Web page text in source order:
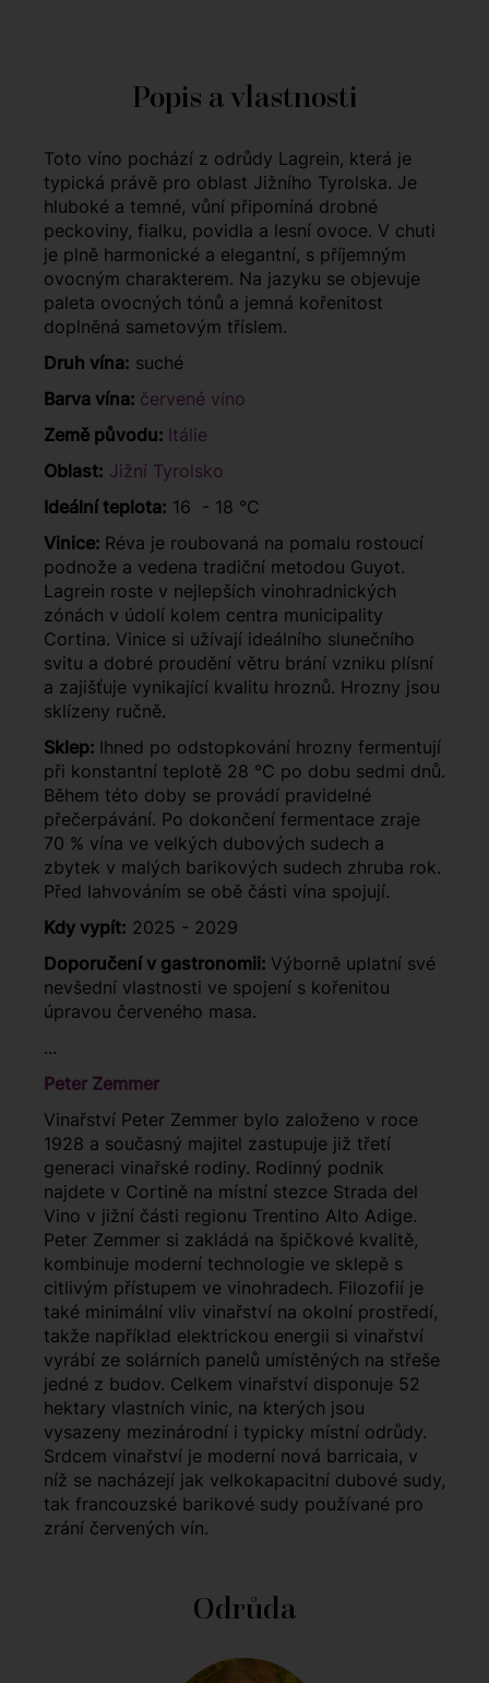
Popis a vlastnosti
Toto víno pochází z odrůdy Lagrein, která je
typická právě pro oblast Jižního Tyrolska. Je
hluboké a temné, vůní připomíná drobné
peckoviny, fialku, povidla a lesní ovoce. V chuti
je plně harmonické a elegantní, s příjemným
ovocným charakterem. Na jazyku se objevuje
paleta ovocných tónů a jemná kořenitost
doplněná sametovým tříslem.
Druh vína: suché
Barva vína: červené víno
Země původu: Itálie
Oblast: Jižní Tyrolsko
Ideální teplota: 16 - 18 °C
Vinice: Réva je roubovaná na pomalu rostoucí
podnože a vedena tradiční metodou Guyot.
Lagrein roste v nejlepších vinohradnických
zónách v údolí kolem centra municipality
Cortina. Vinice si užívají ideálního slunečního
svitu a dobré proudění větru brání vzniku plísní
a zajišťuje vynikající kvalitu hroznů. Hrozny jsou
sklízeny ručně.
Sklep: Ihned po odstopkování hrozny fermentují
při konstantní teplotě 28 °C po dobu sedmi dnů.
Během této doby se provádí pravidelné
přečerpávání. Po dokončení fermentace zraje
70 % vína ve velkých dubových sudech a
zbytek v malých barikových sudech zhruba rok.
Před lahvováním se obě části vína spojují.
Kdy vypít: 2025 - 2029
Doporučení v gastronomii: Výborně uplatní své
nevšední vlastnosti ve spojení s kořenitou
úpravou červeného masa.
...
Peter Zemmer
Vinařství Peter Zemmer bylo založeno v roce
1928 a současný majitel zastupuje již třetí
generaci vinařské rodiny. Rodinný podnik
najdete v Cortině na místní stezce Strada del
Vino v jižní části regionu Trentino Alto Adige.
Peter Zemmer si zakládá na špičkové kvalitě,
kombinuje moderní technologie ve sklepě s
citlivým přístupem ve vinohradech. Filozofií je
také minimální vliv vinařství na okolní prostředí,
takže například elektrickou energii si vinařství
vyrábí ze solárních panelů umístěných na střeše
jedné z budov. Celkem vinařství disponuje 52
hektary vlastních vinic, na kterých jsou
vysazeny mezinárodní i typicky místní odrůdy.
Srdcem vinařství je moderní nová barricaia, v
níž se nacházejí jak velkokapacitní dubové sudy,
tak francouzské barikové sudy používané pro
zrání červených vín.
Odrůda